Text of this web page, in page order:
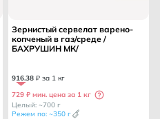
Зернистый сервелат варено-
копченый в газ/среде /
БАХРУШИН МК/
916.38 ₽ за 1 кг
729 ₽ мин. цена за 1 кг
Целый: ~700 г
Режем по: ~350 г